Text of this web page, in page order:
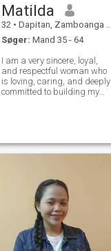
Matilda
32 • Dapitan, Zamboanga del Norte, Filippinerne
Søger: Mand 35 - 64
I am a very sincere, loyal,
and respectful woman who
is loving, caring, and deeply
committed to building my
that is built with honesty